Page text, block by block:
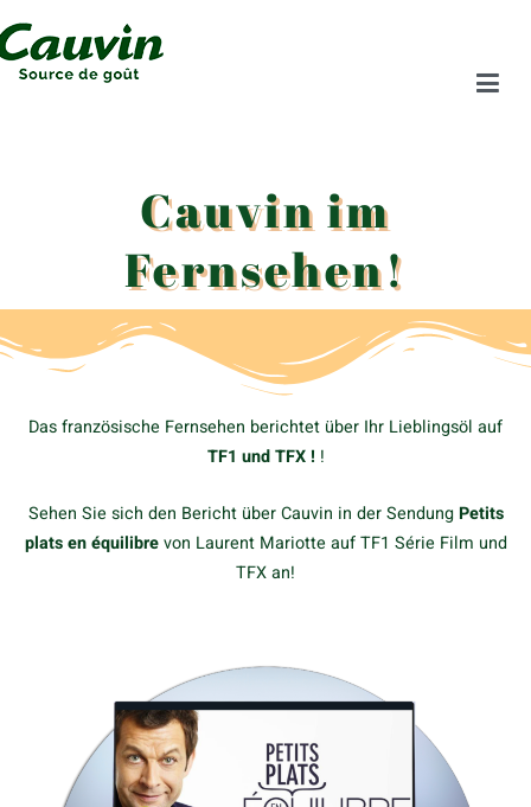
Cauvin im
Fernsehen!
Das französische Fernsehen berichtet über Ihr Lieblingsöl auf
TF1 und TFX ! !
Sehen Sie sich den Bericht über Cauvin in der SendungPetits
plats en équilibrevon Laurent Mariotte auf TF1 Série Film und
TFX an!